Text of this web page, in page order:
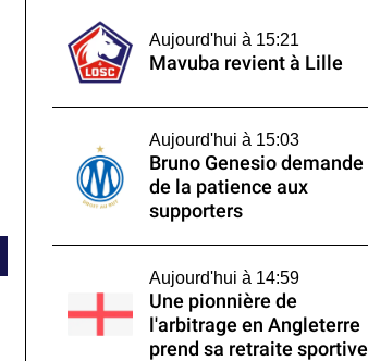
Aujourd'hui à 15:21
Mavuba revient à Lille
Aujourd'hui à 15:03
Bruno Genesio demande
de la patience aux
supporters
Aujourd'hui à 14:59
Une pionnière de
l'arbitrage en Angleterre
prend sa retraite sportive